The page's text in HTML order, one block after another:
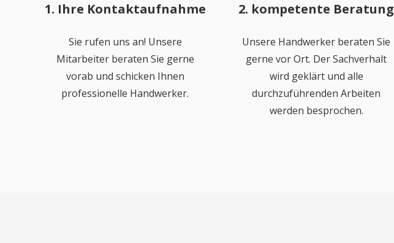
1. Ihre Kontaktaufnahme
Sie rufen uns an! Unsere
Mitarbeiter beraten Sie gerne
vorab und schicken Ihnen
professionelle Handwerker.
2. kompetente Beratung
Unsere Handwerker beraten Sie
gerne vor Ort. Der Sachverhalt
wird geklärt und alle
durchzuführenden Arbeiten
werden besprochen.